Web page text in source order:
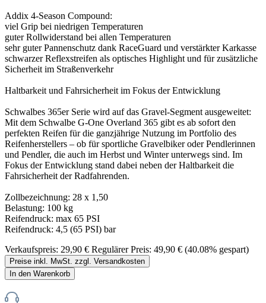
Addix 4-Season Compound:
viel Grip bei niedrigen Temperaturen
guter Rollwiderstand bei allen Temperaturen
sehr guter Pannenschutz dank RaceGuard und verstärkter Karkasse
schwarzer Reflexstreifen als optisches Highlight und für zusätzliche
Sicherheit im Straßenverkehr
Haltbarkeit und Fahrsicherheit im Fokus der Entwicklung
Schwalbes 365er Serie wird auf das Gravel-Segment ausgeweitet:
Mit dem Schwalbe G-One Overland 365 gibt es ab sofort den
perfekten Reifen für die ganzjährige Nutzung im Portfolio des
Reifenherstellers – ob für sportliche Gravelbiker oder Pendlerinnen
und Pendler, die auch im Herbst und Winter unterwegs sind. Im
Fokus der Entwicklung stand dabei neben der Haltbarkeit die
Fahrsicherheit der Radfahrenden.
Zollbezeichnung: 28 x 1,50
Belastung: 100 kg
Reifendruck: max 65 PSI
Reifendruck: 4,5 (65 PSI) bar
Verkaufspreis: 29,90 € Regulärer Preis: 49,90 € (40.08% gespart)
Preise inkl. MwSt. zzgl. Versandkosten
In den Warenkorb